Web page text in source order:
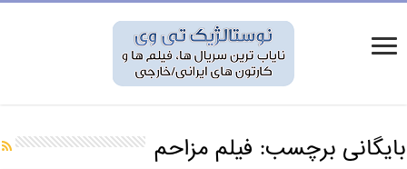
بایگانی برچسب: فیلم مزاحم